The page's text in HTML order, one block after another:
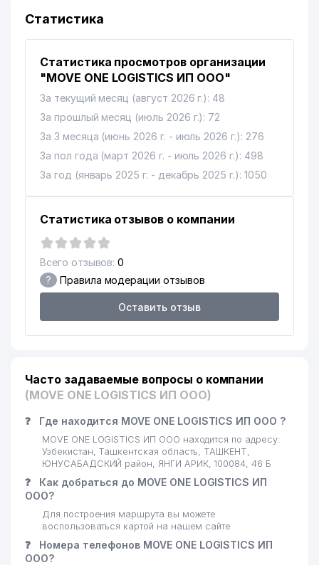
ПРЕДПРИЯТИЕ
11
ИПОТЕКА БАНК АКИБ
12 EFFEKT MOLIYA O'QUV НОУ 742 м
PHARM ABIDI INT ООО 874 м
15
ВСЕМИРНЫЙ БАНК
16
BUSINESS TO BUSINESS
CONSULTING ООО
GOLDEN HOUSE DEVELOPMENT
ООО
19 TAIBA LEASING ИП ООО
20
INTER INVESTMENT
947 м
21 INTER HOTEL ООО 954 м
22 INTERHOTEL ООО 971 м
23 INTERDENT ЧП
Статистика
Статистика просмотров организации
"MOVE ONE LOGISTICS ИП ООО"
За текущий месяц (август 2026 г.): 48
За прошлый месяц (июль 2026 г.): 72
За 3 месяца (июнь 2026 г. - июль 2026 г.): 276
За пол года (март 2026 г. - июль 2026 г.): 498
За год (январь 2025 г. - декабрь 2025 г.): 1050
Статистика отзывов о компании
Всего отзывов: 0
? Правила модерации отзывов
Оставить отзыв
Часто задаваемые вопросы о компании
(MOVE ONE LOGISTICS ИП ООО)
❓ Где находится MOVE ONE LOGISTICS ИП ООО ?
MOVE ONE LOGISTICS ИП ООО находится по адресу:
Узбекистан, Ташкентская область, ТАШКЕНТ,
ЮНУСАБАДСКИЙ район, ЯНГИ АРИК, 100084, 46 Б
❓
Как добраться до MOVE ONE LOGISTICS ИП
ООО?
Для построения маршрута вы можете
воспользоваться картой на нашем сайте
❓
Номера телефонов MOVE ONE LOGISTICS ИП
ООО?